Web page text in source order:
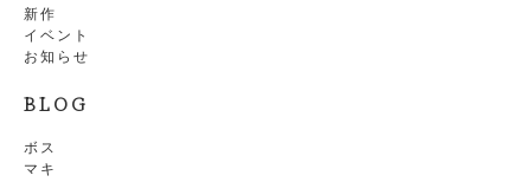
新作
イベント
お知らせ
BLOG
ボス
マキ